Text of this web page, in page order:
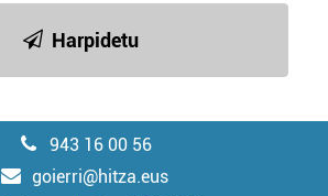
Harpidetu
943 16 00 56
goierri@hitza.eus